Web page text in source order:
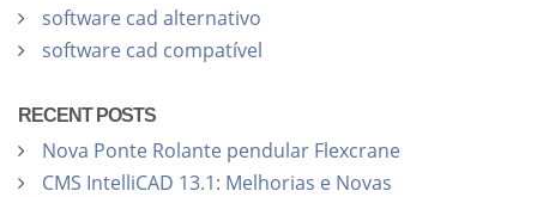
software cad alternativo
software cad compatível
RECENT POSTS
Nova Ponte Rolante pendular Flexcrane
CMS IntelliCAD 13.1: Melhorias e Novas